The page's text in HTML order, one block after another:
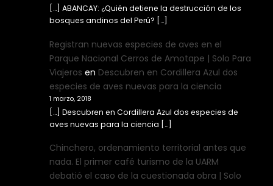
[…] ABANCAY: ¿Quién detiene la destrucción de los
bosques andinos del Perú? […]
Registran nuevas especies de aves en el
Parque Nacional Cerros de Amotape | Solo Para
Viajeros en Descubren en Cordillera Azul dos
especies de aves nuevas para la ciencia
1 marzo, 2018
[…] Descubren en Cordillera Azul dos especies de
aves nuevas para la ciencia […]
Chinchero, ordenamiento territorial antes que
nada. El primer café turismo de la UARM
debatió el caso de la cuestionada obra | Solo